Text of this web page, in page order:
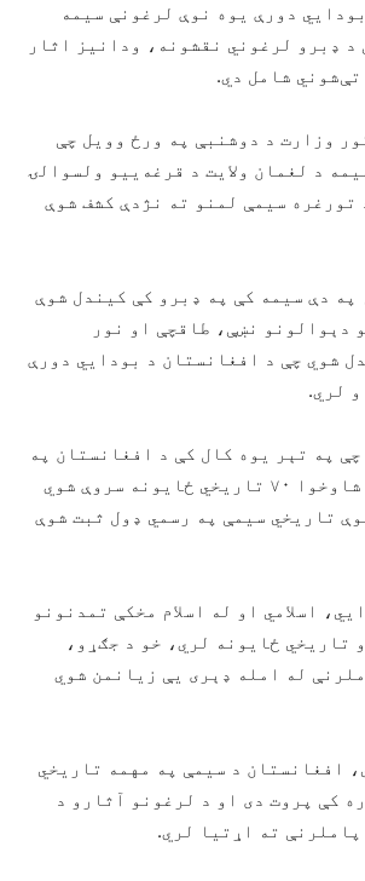
دورې یوه نوې لرغونې سیمه
د ډبرو لرغوني نقشونه، ودانیز اثار
شامل دي.
وزارت د دوشنبې په ورځ وویل چې
د لغمان ولایت د قرغه‌ییو ولسوالۍ
تورغره سیمې لمنو ته نژدې کشف شوې
په دې سیمه کې په ډبرو کې کيندل شوې
دېوالونو نښې، طاقچې او نور
شوي چې د افغانستان د بودایي دورې
لري.
په تېر یوه کال کې د افغانستان په
بېلابېلو سیمو کې شاوخوا ۷۰ تاریخي ځایونه سروې شوي
لږ تر لږه ۱۵ نوې تاریخي سیمې په رسمي ډول ثبت شوې
اسلامي او له اسلام مخکې تمدنونو
تاریخي ځایونه لري، خو د جګړو،
له امله ډېری یې زیانمن شوي
افغانستان د سیمې په مهمه تاریخي
کې پروت دی او د لرغونو آثارو د
ته اړتیا لري.